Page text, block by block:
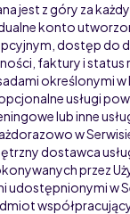
jest z góry za
konto
dostęp do
faktury i status
określonymi w
usługi
lub inne
w
dostawca
przez
udostępnionymi w